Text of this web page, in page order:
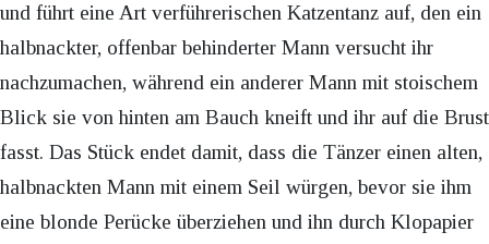
und führt eine Art verführerischen Katzentanz auf, den ein
halbnackter, offenbar behinderter Mann versucht ihr
nachzumachen, während ein anderer Mann mit stoischem
Blick sie von hinten am Bauch kneift und ihr auf die Brust
fasst. Das Stück endet damit, dass die Tänzer einen alten,
halbnackten Mann mit einem Seil würgen, bevor sie ihm
eine blonde Perücke überziehen und ihn durch Klopapier